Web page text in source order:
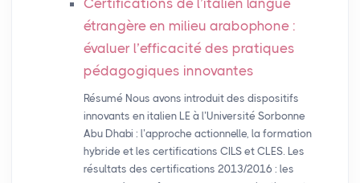
Certifications de l’italien langue
étrangère en milieu arabophone :
évaluer l’efficacité des pratiques
pédagogiques innovantes
Résumé Nous avons introduit des dispositifs
innovants en italien LE à l’Université Sorbonne
Abu Dhabi : l’approche actionnelle, la formation
hybride et les certifications CILS et CLES. Les
résultats des certifications 2013/2016 : les